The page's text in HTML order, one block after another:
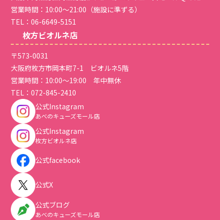
営業時間：10:00～21:00（施設に準ずる）
TEL：06-6649-5151
枚方ビオルネ店
〒573-0031
大阪府枚方市岡本町7-1 ビオルネ5階
営業時間：10:00～19:00 年中無休
TEL：072-845-2410
公式Instagram
あべのキューズモール店
公式Instagram
枚方ビオルネ店
公式facebook
公式X
公式ブログ
あべのキューズモール店